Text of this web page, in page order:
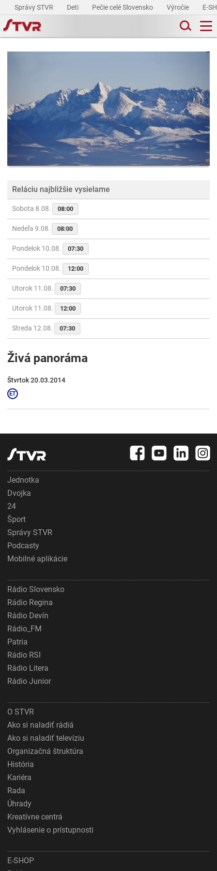
Správy STVR Deti Pečie celé Slovensko Výročie E-
Reláciu najbližšie vysielame
Sobota 8.08. 08:00
Nedeľa 9.08. 08:00
Pondelok 10.08. 07:30
Pondelok 10.08. 12:00
Utorok 11.08. 07:30
Utorok 11.08. 12:00
Streda 12.08. 07:30
Živá panoráma
Štvrtok 20.03.2014
Jednotka
Dvojka
24
Šport
Správy STVR
Podcasty
Mobilné aplikácie
Rádio Slovensko
Rádio Regina
Rádio Devín
Rádio_FM
Patria
Rádio RSI
Rádio Litera
Rádio Junior
O STVR
Ako si naladiť rádiá
Ako si naladiť televíziu
Organizačná štruktúra
História
Kariéra
Rada
Úhrady
Kreatívne centrá
Vyhlásenie o prístupnosti
E-SHOP